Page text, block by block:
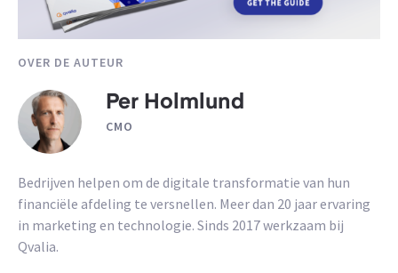
OVER DE AUTEUR
Per Holmlund
CMO
Bedrijven helpen om de digitale transformatie van hun
financiële afdeling te versnellen. Meer dan 20 jaar ervaring
in marketing en technologie. Sinds 2017 werkzaam bij
Qvalia.